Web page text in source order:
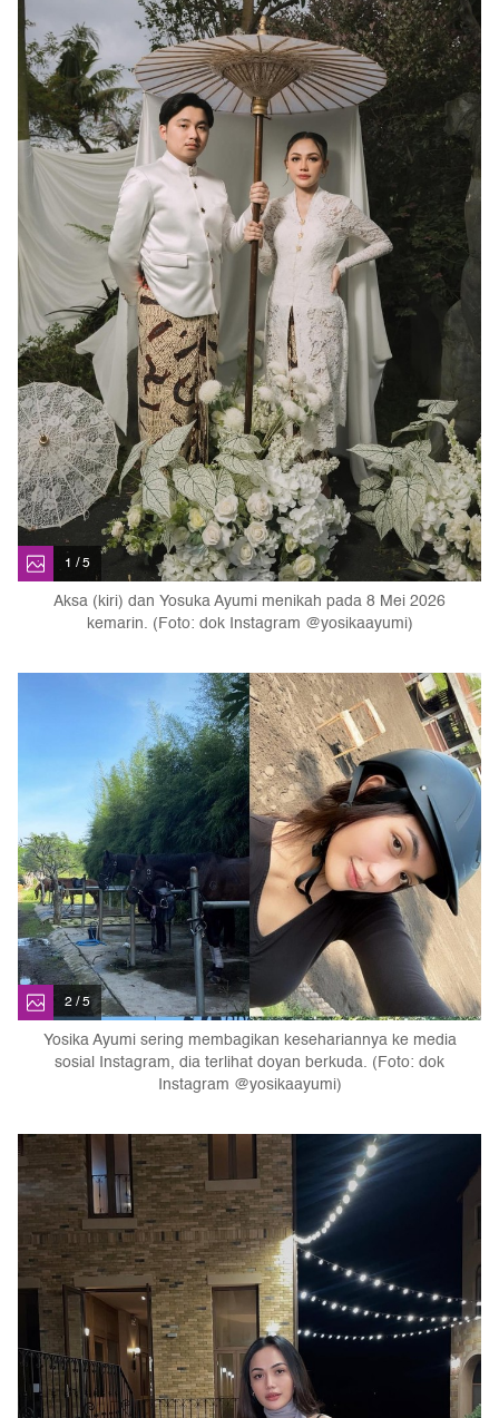
1 / 5
Aksa (kiri) dan Yosuka Ayumi menikah pada 8 Mei 2026
kemarin. (Foto: dok Instagram @yosikaayumi)
2 / 5
Yosika Ayumi sering membagikan kesehariannya ke media
sosial Instagram, dia terlihat doyan berkuda. (Foto: dok
Instagram @yosikaayumi)